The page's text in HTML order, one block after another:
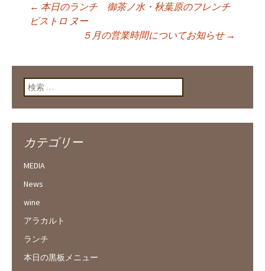
投稿ナビゲーショ
ン
← 本日のランチ 御茶ノ水・秋葉原のフレンチ
ビストロ ヌー
５月の営業時間についてお知らせ →
検索:
カテゴリー
MEDIA
News
wine
アラカルト
ランチ
本日の黒板メニュー